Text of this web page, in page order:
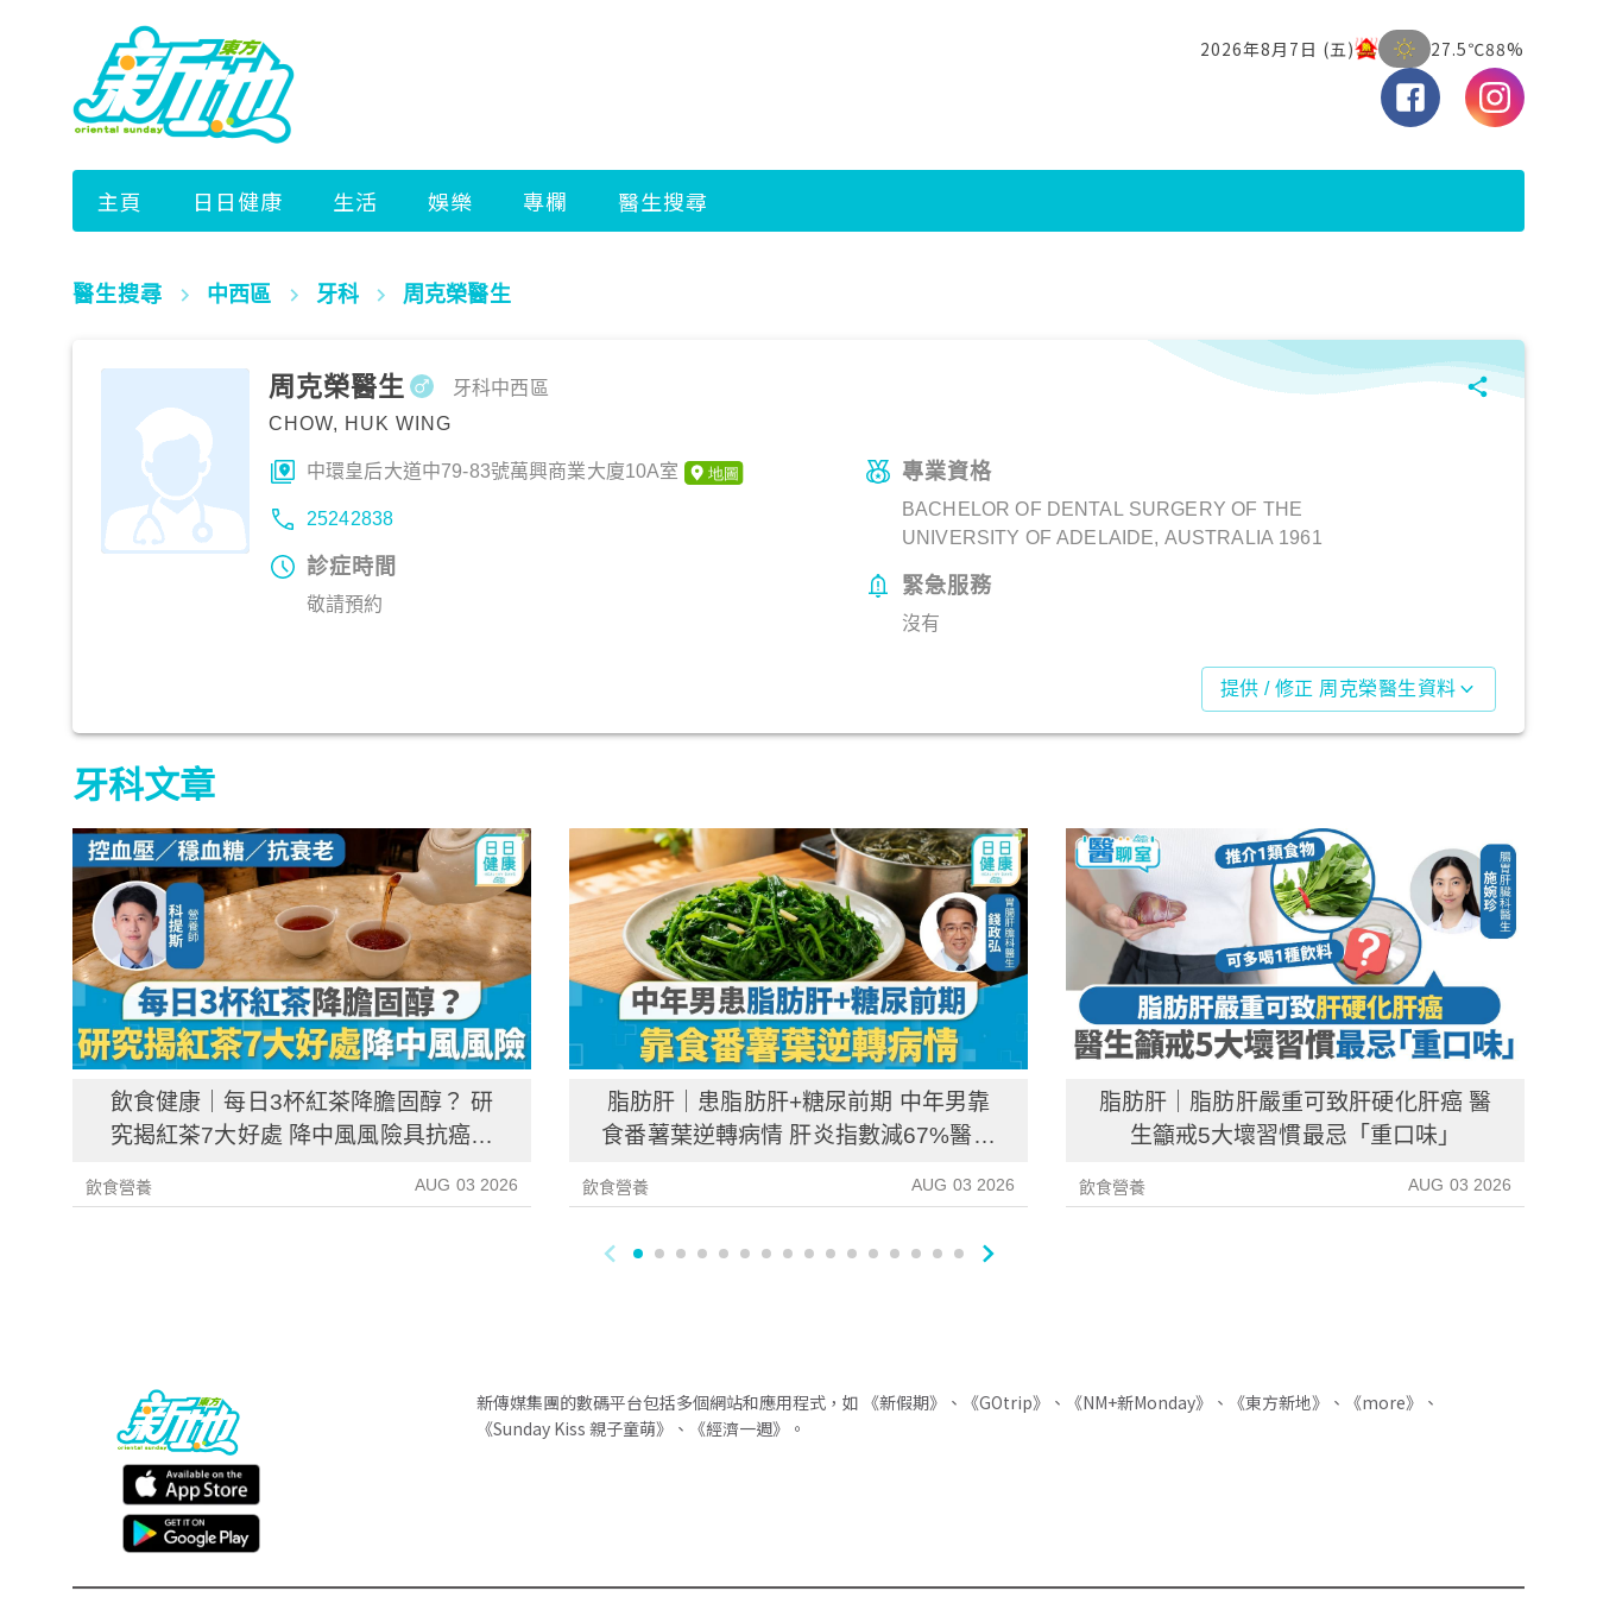
醫生搜尋 中西區 牙科 周克榮醫生
周克榮醫生
CHOW, HUK WING
牙科中西區
中環皇后大道中79-83號萬興商業大廈10A室
25242838
診症時間
敬請預約
專業資格
BACHELOR OF DENTAL SURGERY OF THE
UNIVERSITY OF ADELAIDE, AUSTRALIA 1961
緊急服務
沒有
提供 / 修正 周克榮醫生資料
牙科文章
飲食健康｜每日3杯紅茶降膽固醇？ 研
究揭紅茶7大好處 降中風風險具抗癌潛
飲食營養 AUG 03 2026
脂肪肝｜患脂肪肝+糖尿前期 中年男靠
食番薯葉逆轉病情 肝炎指數減67%醫生
飲食營養 AUG 03 2026
脂肪肝｜脂肪肝嚴重可致肝硬化肝癌 醫
生籲戒5大壞習慣最忌「重口味」
飲食營養 AUG 03 2026